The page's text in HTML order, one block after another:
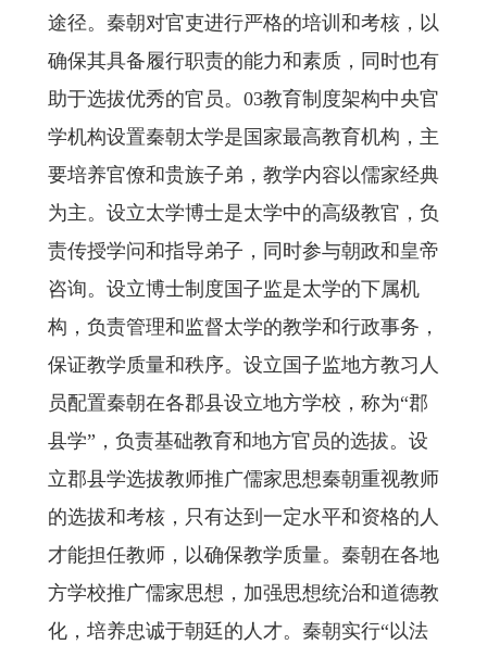
途径。秦朝对官吏进行严格的培训和考核，以
确保其具备履行职责的能力和素质，同时也有
助于选拔优秀的官员。03教育制度架构中央官
学机构设置秦朝太学是国家最高教育机构，主
要培养官僚和贵族子弟，教学内容以儒家经典
为主。设立太学博士是太学中的高级教官，负
责传授学问和指导弟子，同时参与朝政和皇帝
咨询。设立博士制度国子监是太学的下属机
构，负责管理和监督太学的教学和行政事务，
保证教学质量和秩序。设立国子监地方教习人
员配置秦朝在各郡县设立地方学校，称为“郡
县学”，负责基础教育和地方官员的选拔。设
立郡县学选拔教师推广儒家思想秦朝重视教师
的选拔和考核，只有达到一定水平和资格的人
才能担任教师，以确保教学质量。秦朝在各地
方学校推广儒家思想，加强思想统治和道德教
化，培养忠诚于朝廷的人才。秦朝实行“以法